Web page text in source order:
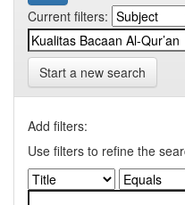
Current filters:
Start a new search
Add filters:
Use filters to refine the